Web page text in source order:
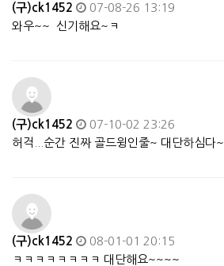
(구)ck1452
07-08-26 13:19
와우~~ 신기해요~ㅋ
(구)ck1452
07-10-02 23:26
허걱...순간 진짜 골드윙인줄~ 대단하심다~
(구)ck1452
08-01-01 20:15
ㅋㅋㅋㅋㅋㅋㅋㅋ 대단해요~~~~